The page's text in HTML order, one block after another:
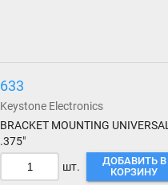
633
Keystone Electronics
BRACKET MOUNTING UNIVERSAL
.375"
шт.
ДОБАВИТЬ В
КОРЗИНУ